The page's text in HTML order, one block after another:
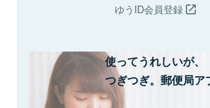
ゆうID会員登録
使ってうれしいが、
つぎつぎ。郵便局ア